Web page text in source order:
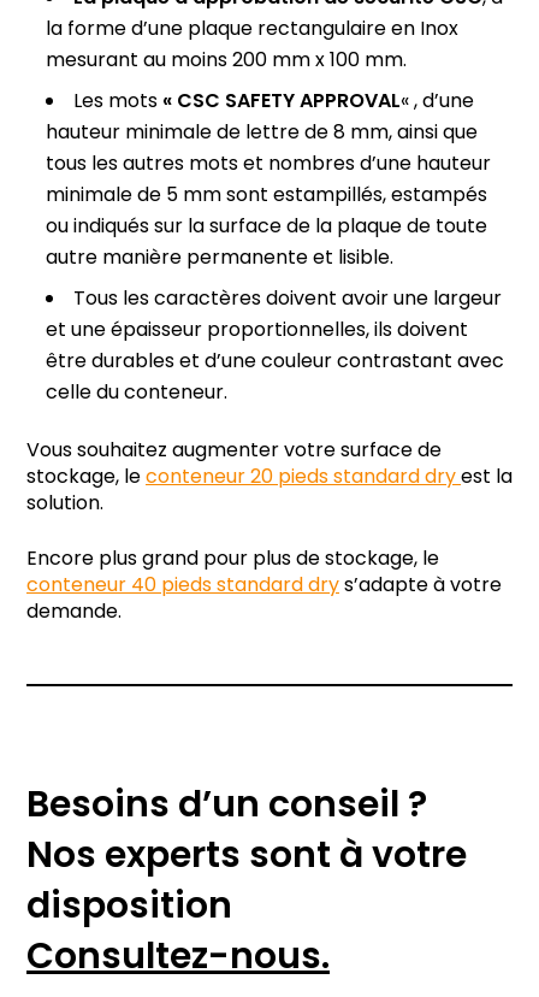
la forme d’une plaque rectangulaire en Inox
mesurant au moins 200 mm x 100 mm.
Les mots« CSC SAFETY APPROVAL« , d’une
hauteur minimale de lettre de 8 mm, ainsi que
tous les autres mots et nombres d’une hauteur
minimale de 5 mm sont estampillés, estampés
ou indiqués sur la surface de la plaque de toute
autre manière permanente et lisible.
Tous les caractères doivent avoir une largeur
et une épaisseur proportionnelles, ils doivent
être durables et d’une couleur contrastant avec
celle du conteneur.
Vous souhaitez augmenter votre surface de
stockage, leconteneur 20 pieds standard dryest la
solution.
Encore plus grand pour plus de stockage, le
conteneur 40 pieds standard drys’adapte à votre
demande.
Besoins d’un conseil ?
Nos experts sont à votre
disposition
Consultez-nous.